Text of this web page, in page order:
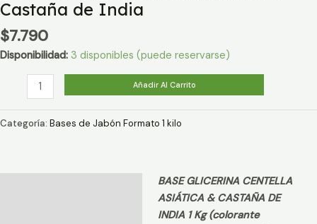
Castaña de India
$7.790
Disponibilidad: 3 disponibles (puede reservarse)
Centella
Añadir Al Carrito
Categoría: Bases de Jabón Formato 1 kilo
BASE GLICERINA CENTELLA
ASIÁTICA & CASTAÑA DE
INDIA 1 Kg (colorante